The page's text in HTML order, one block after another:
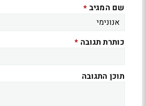
שם המגיב *
כותרת תגובה *
תוכן התגובה